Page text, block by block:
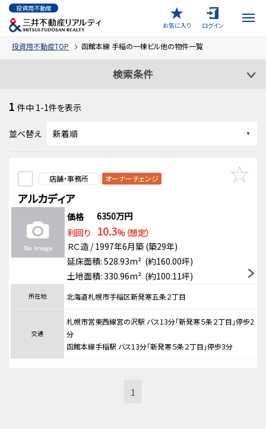
投資用不動産
お気に入り
ログイン
投資用不動産TOP 函館本線 手稲の一棟ビル他の物件一覧
検索条件
1 件中 1-1件を表示
並べ替え
店舗・事務所 オーナーチェンジ
アルカディア
価格
6350万円
利回り
10.3%（想定）
ＲＣ造 / 1997年6月築 (築29年)
延床面積: 528.93m² (約160.00坪)
土地面積: 330.96m² (約100.11坪)
所在地 北海道札幌市手稲区新発寒五条２丁目
交通
札幌市営東西線宮の沢駅 バス13分「新発寒５条２丁目」停歩2
分
函館本線手稲駅 バス13分「新発寒５条２丁目」停歩3分
1